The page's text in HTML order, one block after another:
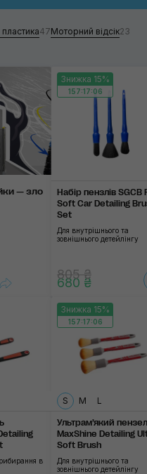
Застосувати
47Моторний відсік23
— зло
Знижка 15%
157:17:06
Набір пензлів SGCB
Soft Car Detailing
Set
Для внутрішнього та
зовнішнього детейлінгу
805 ₴
680 ₴
в
Знижка 15%
157:17:06
S M L
Ультрам’який
MaxShine Detailing
Soft Brush
Для внутрішнього та
зовнішнього детейлінгу